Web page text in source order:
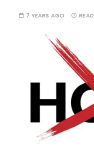
7 YEARS AGO